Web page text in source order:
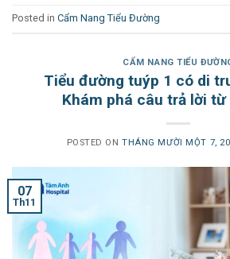
Posted in Cẩm Nang Tiểu Đường
CẨM NANG TIỂU
Tiểu đường tuýp 1 có di
Khám phá câu trả lời từ
POSTED ONTHÁNG MƯỜI MỘT 7,
07
Th11